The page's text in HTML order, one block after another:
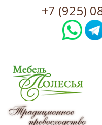
+7 (925)